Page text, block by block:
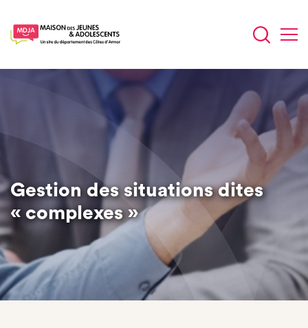
Gestion des situations dites
« complexes »